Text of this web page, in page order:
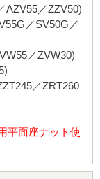
AZV55／ZZV50)
／SV50G／
／ZVW30)
／ZRT260
平面座ナット使